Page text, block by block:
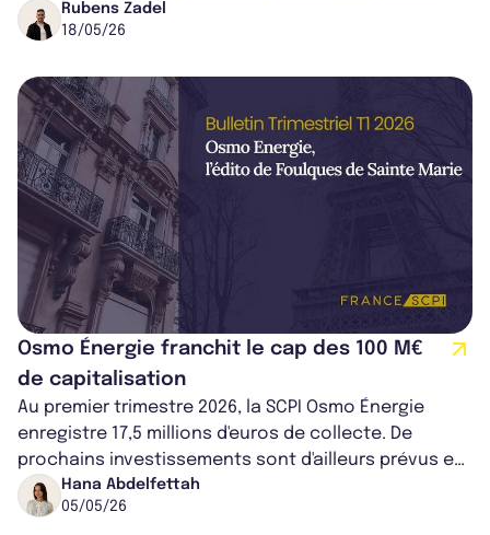
son développement au Royaume-Uni,...
Rubens Zadel
18/05/26
Osmo Énergie franchit le cap des 100 M€
de capitalisation
Au premier trimestre 2026, la SCPI Osmo Énergie
enregistre 17,5 millions d'euros de collecte. De
prochains investissements sont d'ailleurs prévus en
Écosse et en Allemagne. La dist...
Hana Abdelfettah
05/05/26